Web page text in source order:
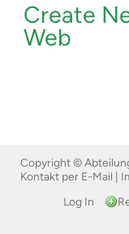
Create
Web
Copyright ©
Kontakt per E-Mail
Log In